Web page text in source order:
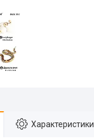
Характеристики